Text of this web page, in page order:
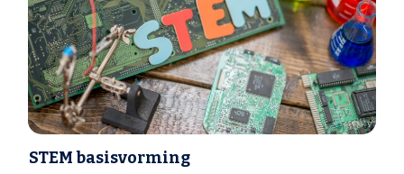
STEM basisvorming